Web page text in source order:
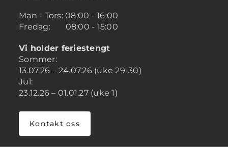
Man - Tors: 08:00 - 16:00
Fredag: 08:00 - 15:00
Vi holder feriestengt
Sommer:
13.07.26 – 24.07.26 (uke 29-30)
Jul:
23.12.26 – 01.01.27 (uke 1)
Kontakt oss